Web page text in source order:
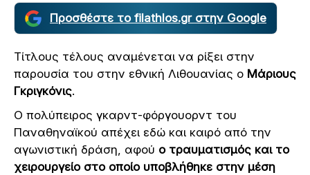
Προσθέστε το filathlos.gr στην Google
Τίτλους τέλους αναμένεται να ρίξει στην
παρουσία του στην εθνική Λιθουανίας ο Μάριους
Γκριγκόνις.
Ο πολύπειρος γκαρντ-φόργουορντ του
Παναθηναϊκού απέχει εδώ και καιρό από την
αγωνιστική δράση, αφού ο τραυματισμός και το
χειρουργείο στο οποίο υποβλήθηκε στην μέση